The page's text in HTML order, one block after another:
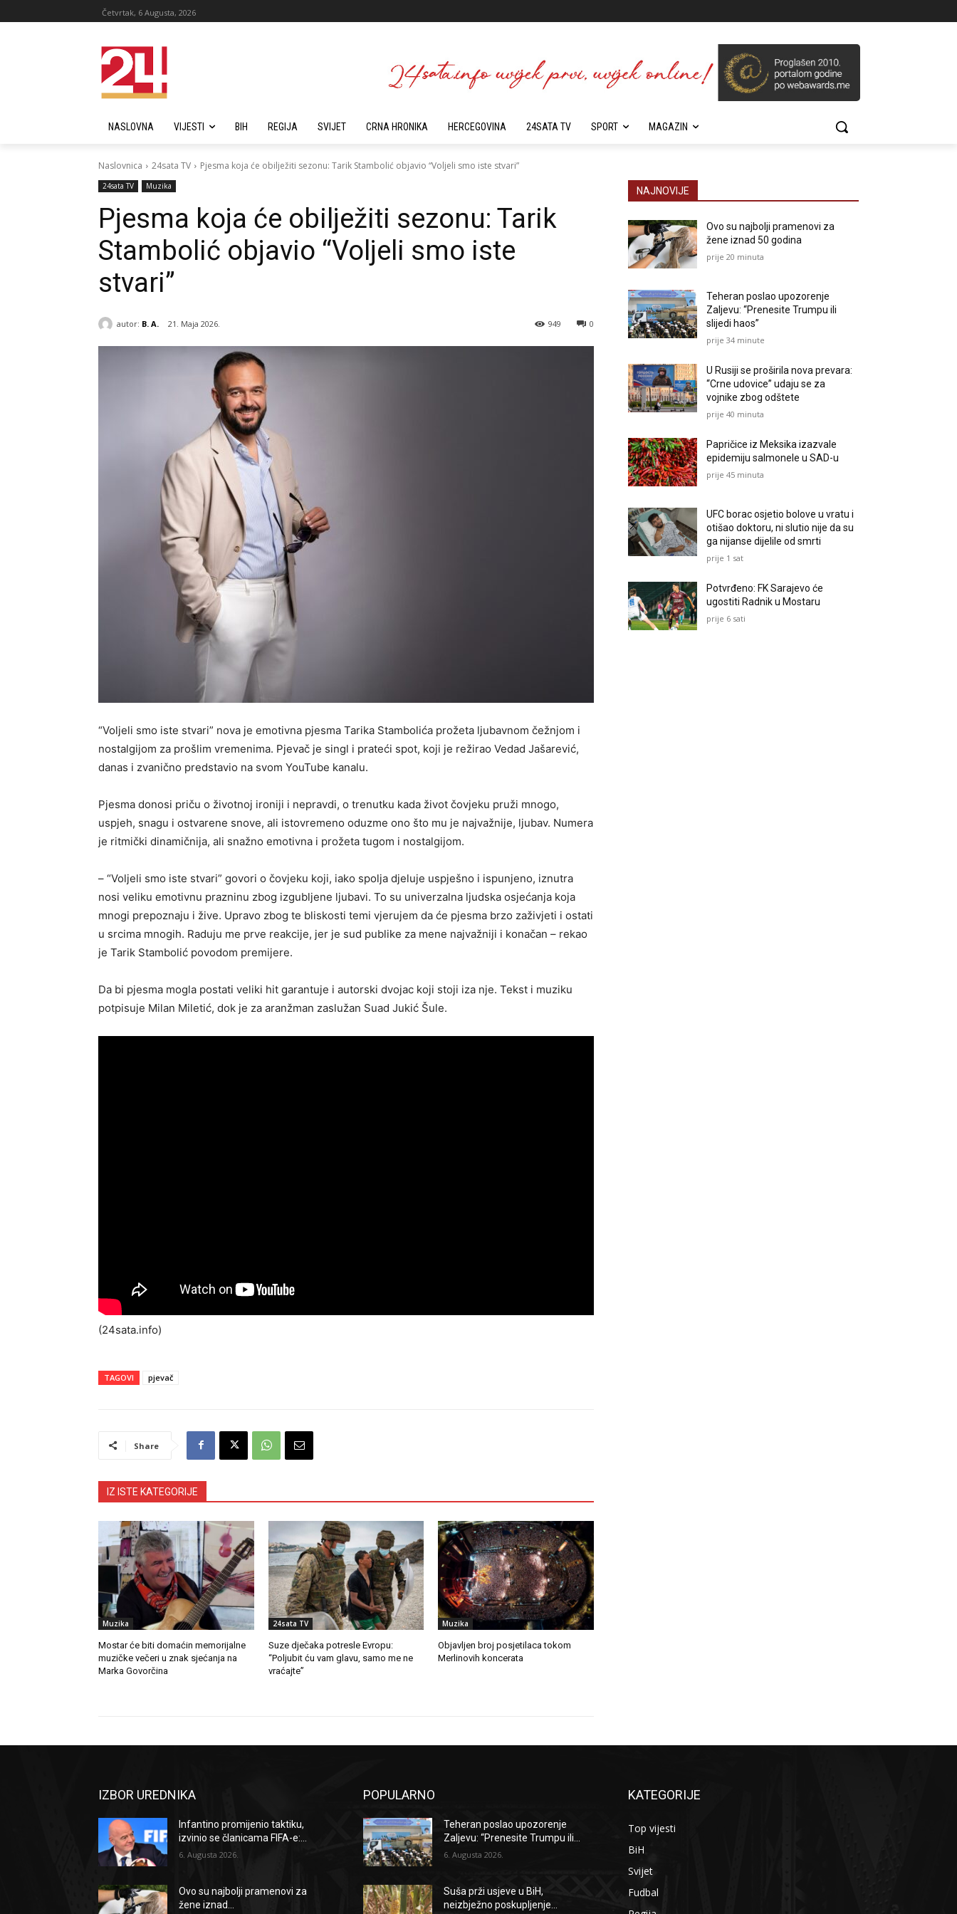
Četvrtak, 6 Augusta, 2026
NASLOVNA VIJESTI BIH REGIJA SVIJET CRNA HRONIKA HERCEGOVINA 24SATA TV SPORT MAGAZIN
Naslovnica 24sata TV Pjesma koja će obilježiti sezonu: Tarik Stambolić objavio “Voljeli smo iste stvari”
24sata TV Muzika
Pjesma koja će obilježiti sezonu: Tarik
Stambolić objavio “Voljeli smo iste
stvari”
autor: B. A. 21. Maja 2026. 0
949
“Voljeli smo iste stvari” nova je emotivna pjesma Tarika Stambolića prožeta ljubavnom čežnjom i
nostalgijom za prošlim vremenima. Pjevač je singl i prateći spot, koji je režirao Vedad Jašarević,
danas i zvanično predstavio na svom YouTube kanalu.
Pjesma donosi priču o životnoj ironiji i nepravdi, o trenutku kada život čovjeku pruži mnogo,
uspjeh, snagu i ostvarene snove, ali istovremeno oduzme ono što mu je najvažnije, ljubav. Numera
je ritmički dinamičnija, ali snažno emotivna i prožeta tugom i nostalgijom.
– “Voljeli smo iste stvari” govori o čovjeku koji, iako spolja djeluje uspješno i ispunjeno, iznutra
nosi veliku emotivnu prazninu zbog izgubljene ljubavi. To su univerzalna ljudska osjećanja koja
mnogi prepoznaju i žive. Upravo zbog te bliskosti temi vjerujem da će pjesma brzo zaživjeti i ostati
u srcima mnogih. Raduju me prve reakcije, jer je sud publike za mene najvažniji i konačan – rekao
je Tarik Stambolić povodom premijere.
Da bi pjesma mogla postati veliki hit garantuje i autorski dvojac koji stoji iza nje. Tekst i muziku
potpisuje Milan Miletić, dok je za aranžman zaslužan Suad Jukić Šule.
(24sata.info)
TAGOVI pjevač
Share
IZ ISTE KATEGORIJE
Muzika
Mostar će biti domaćin memorijalne
muzičke večeri u znak sjećanja na
Marka Govorčina
24sata TV
Suze dječaka potresle Evropu:
“Poljubit ću vam glavu, samo me ne
vraćajte”
Muzika
Objavljen broj posjetilaca tokom
Merlinovih koncerata
NAJNOVIJE
Ovo su najbolji pramenovi za
žene iznad 50 godina
prije 20 minuta
Teheran poslao upozorenje
Zaljevu: “Prenesite Trumpu ili
slijedi haos”
prije 34 minute
U Rusiji se proširila nova prevara:
“Crne udovice” udaju se za
vojnike zbog odštete
prije 40 minuta
Papričice iz Meksika izazvale
epidemiju salmonele u SAD-u
prije 45 minuta
UFC borac osjetio bolove u vratu i
otišao doktoru, ni slutio nije da su
ga nijanse dijelile od smrti
prije 1 sat
Potvrđeno: FK Sarajevo će
ugostiti Radnik u Mostaru
prije 6 sati
IZBOR UREDNIKA
Infantino promijenio taktiku,
izvinio se članicama FIFA-e:...
6. Augusta 2026.
Ovo su najbolji pramenovi za
žene iznad...
POPULARNO
Teheran poslao upozorenje
Zaljevu: “Prenesite Trumpu ili...
6. Augusta 2026.
Suša prži usjeve u BiH,
neizbježno poskupljenje...
KATEGORIJE
Top vijesti
BiH
Svijet
Fudbal